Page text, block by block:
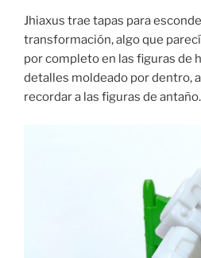
Jhiaxus trae tapas para
transformación, algo que
por completo en las figuras de
detalles moldeado por dentro,
recordar a las figuras de antaño.